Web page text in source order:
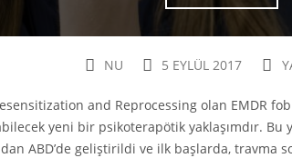
NU 5 EYLÜL 2017
and Reprocessing olan EMDR
yeni bir psikoterapötik yaklaşımdır. Bu
ABD’de geliştirildi ve ilk başlarda, travma